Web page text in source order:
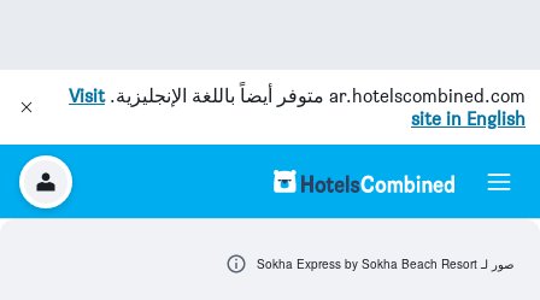
ar.hotelscombined.com متوفر أيضاً باللغة الإنجليزية.Visit
site in English
صور لـ Sokha Express by Sokha Beach Resort